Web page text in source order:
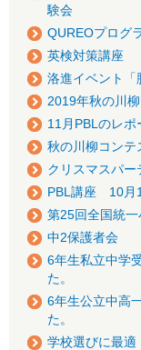
験会
QUREOプログ
英検対策講座
洛進イベント「
2019年秋の川
11月PBLのレポ
秋の川柳コンテ
クリスマスパ
PBL講座 10月
第25回全国統
中2保護者会
6年生私立中学
た。
6年生公立中高
た。
学校選びに最適